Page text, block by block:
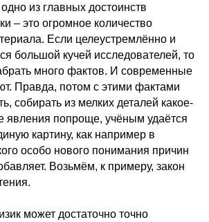
из главных достоинств
– это огромное количество
Если целеустремлённо и
большой кучей исследователей, то
много фактов. И современные
Правда, потом с этими фактами
собирать из мелких деталей какое-
явления попроще, учёным удаётся
картину, как например в
особо нового понимания причин
Возьмём, к примеру, закон
может достаточно точно